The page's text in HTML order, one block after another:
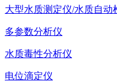
大型水质测定仪/水质自动
多参数分析仪
水质毒性分析仪
电位滴定仪